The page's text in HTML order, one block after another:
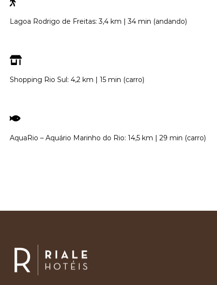
Lagoa Rodrigo de Freitas: 3,4 km | 34 min (andando)
Shopping Rio Sul: 4,2 km | 15 min (carro)
AquaRio – Aquário Marinho do Rio: 14,5 km | 29 min (carro)